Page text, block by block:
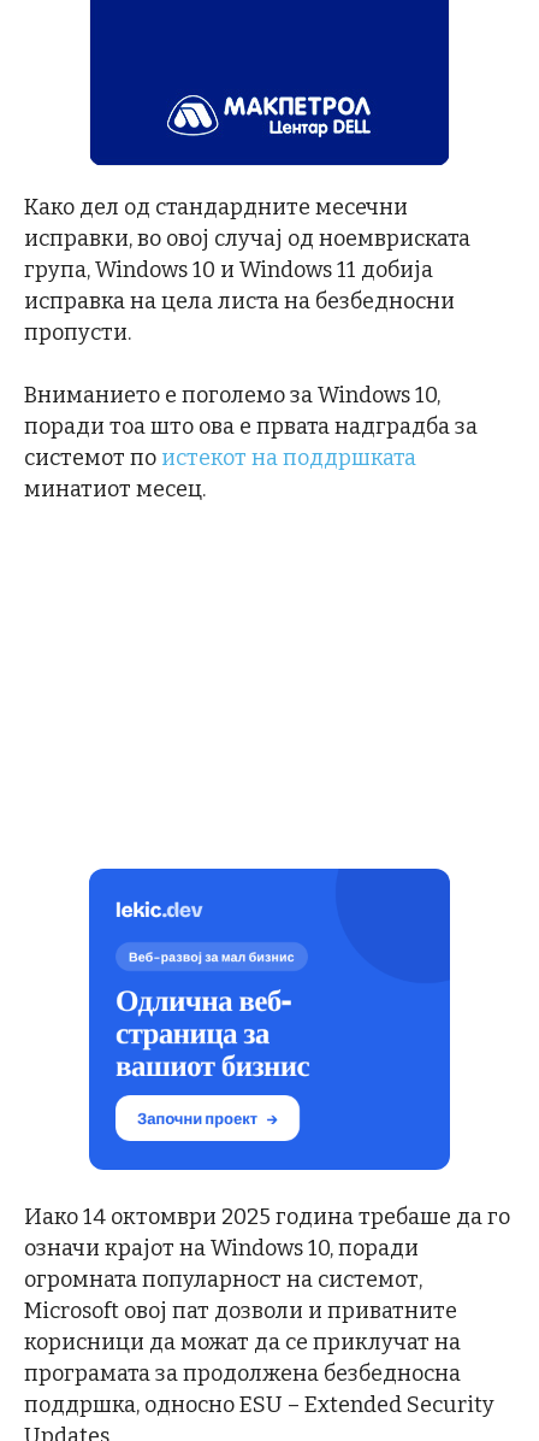
Како дел од стандардните месечни
исправки, во овој случај од ноемвриската
група, Windows 10 и Windows 11 добија
исправка на цела листа на безбедносни
пропусти.
Вниманието е поголемо за Windows 10,
поради тоа што ова е првата надградба за
системот по истекот на поддршката
минатиот месец.
Иако 14 октомври 2025 година требаше да го
означи крајот на Windows 10, поради
огромната популарност на системот,
Microsoft овој пат дозволи и приватните
корисници да можат да се приклучат на
програмата за продолжена безбедносна
поддршка, односно ESU – Extended Security